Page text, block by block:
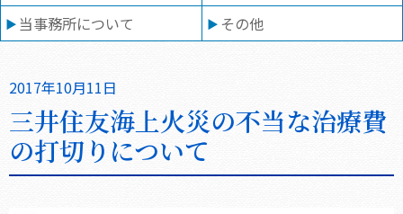
当事務所について
その他
2017年10月11日
三井住友海上火災の不当な治療費
の打切りについて